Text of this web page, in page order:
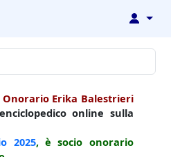
↓
Onorario Erika Balestrieri
online sulla
2025, è socio onorario